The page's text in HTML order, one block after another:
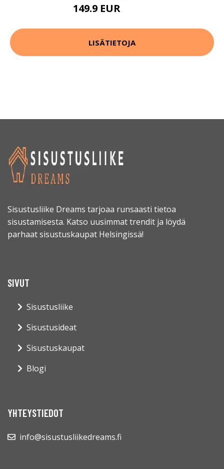
149.9 EUR
LISÄTIETOJA
Sisustusliike Dreams tarjoaa runsaasti tietoa
sisustamisesta. Katso uusimmat trendit ja löydä
parhaat sisustuskaupat Helsingissä!
SIVUT
Sisustusliike
Sisustusideat
Sisustuskaupat
Blogi
YHTEYSTIEDOT
info@sisustusliikedreams.fi